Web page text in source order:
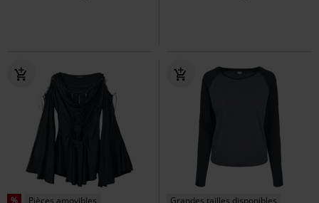
% Pièces amovibles Grandes tailles disponibles